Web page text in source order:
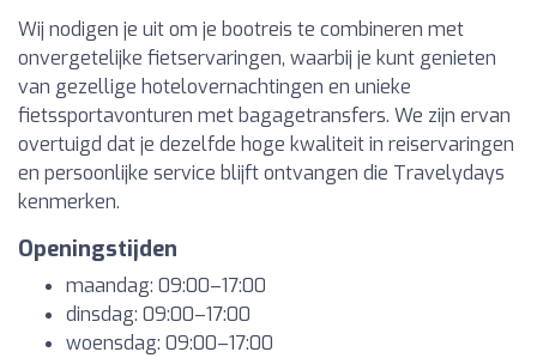
Wij nodigen je uit om je bootreis te combineren met
onvergetelijke fietservaringen, waarbij je kunt genieten
van gezellige hotelovernachtingen en unieke
fietssportavonturen met bagagetransfers. We zijn ervan
overtuigd dat je dezelfde hoge kwaliteit in reiservaringen
en persoonlijke service blijft ontvangen die Travelydays
kenmerken.
Openingstijden
maandag: 09:00–17:00
dinsdag: 09:00–17:00
woensdag: 09:00–17:00